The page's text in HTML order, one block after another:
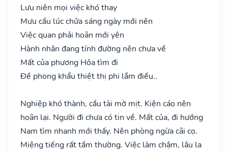
Lưu niên mọi việc khó thay
Mưu cầu lúc chửa sáng ngày mới nên
Việc quan phải hoãn mới yên
Hành nhân đang tính đường nên chưa về
Mất của phương Hỏa tìm đi
Đề phong khẩu thiệt thị phi lắm điều..
Nghiệp khó thành, cầu tài mờ mịt. Kiện cáo nên
hoãn lại. Người đi chưa có tin về. Mất của, đi hướng
Nam tìm nhanh mới thấy. Nên phòng ngừa cãi cọ.
Miệng tiếng rất tầm thường. Việc làm chậm, lâu la